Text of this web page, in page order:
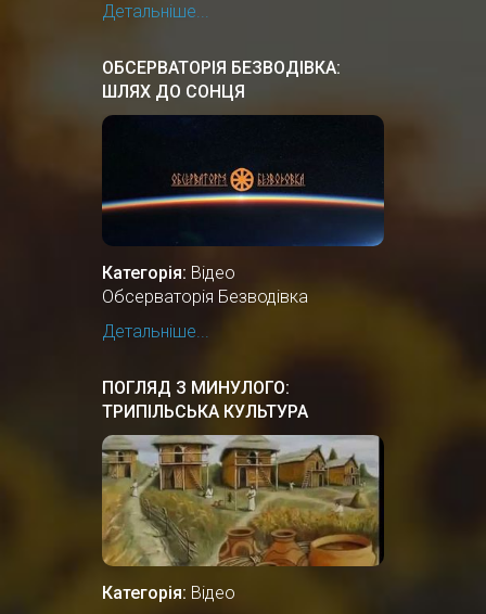
Детальніше...
ОБСЕРВАТОРІЯ БЕЗВОДІВКА:
ШЛЯХ ДО СОНЦЯ
Категорія: Відео
Обсерваторія Безводівка
Детальніше...
ПОГЛЯД З МИНУЛОГО:
ТРИПІЛЬСЬКА КУЛЬТУРА
Категорія: Відео